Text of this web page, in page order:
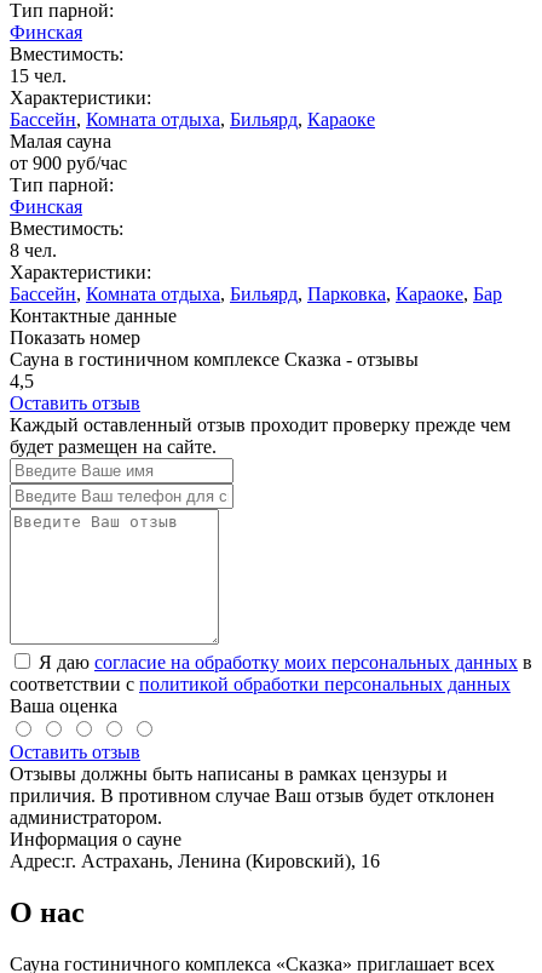
Тип парной:
Финская
Вместимость:
15 чел.
Характеристики:
Бассейн, Комната отдыха, Бильярд, Караоке
Малая сауна
от 900 руб/час
Тип парной:
Финская
Вместимость:
8 чел.
Характеристики:
Бассейн, Комната отдыха, Бильярд, Парковка, Караоке, Бар
Контактные данные
Показать номер
Сауна в гостиничном комплексе Сказка - отзывы
4,5
Оставить отзыв
Каждый оставленный отзыв проходит проверку прежде чем
будет размещен на сайте.
Я даю согласие на обработку моих персональных данных в
соответствии с политикой обработки персональных данных
Ваша оценка
Оставить отзыв
Отзывы должны быть написаны в рамках цензуры и
приличия. В противном случае Ваш отзыв будет отклонен
администратором.
Информация о сауне
Адрес:г. Астрахань, Ленина (Кировский), 16
О нас
Сауна гостиничного комплекса «Сказка» приглашает всех